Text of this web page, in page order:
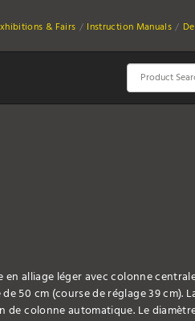
& Fairs Instruction Manuals
alliage léger avec colonne
50 cm (course de réglage 39 cm).
de colonne automatique. Le